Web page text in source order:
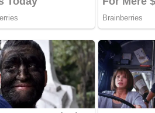
Raih Poin
Kalah 0-3
Vietnam
0 di Pakansari,
Manfaatkan
Di OLAHRAGA | 4